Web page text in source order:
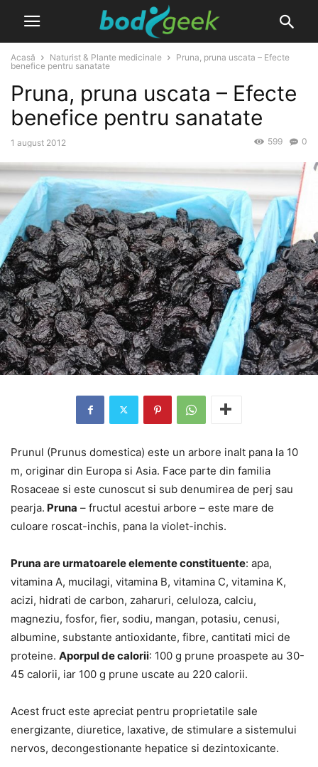
Acasă Naturist & Plante medicinale
Pruna, pruna uscata – Efecte
benefice pentru sanatate
Pruna, pruna uscata – Efecte
benefice pentru sanatate
1 august 2012 0
599
Prunul (Prunus domestica) este un arbore inalt pana la 10
m, originar din Europa si Asia. Face parte din familia
Rosaceae si este cunoscut si sub denumirea de perj sau
pearja. Pruna – fructul acestui arbore – este mare de
culoare roscat-inchis, pana la violet-inchis.
Pruna are urmatoarele elemente constituente: apa,
vitamina A, mucilagi, vitamina B, vitamina C, vitamina K,
acizi, hidrati de carbon, zaharuri, celuloza, calciu,
magneziu, fosfor, fier, sodiu, mangan, potasiu, cenusi,
albumine, substante antioxidante, fibre, cantitati mici de
proteine. Aporpul de calorii: 100 g prune proaspete au 30-
45 calorii, iar 100 g prune uscate au 220 calorii.
Acest fruct este apreciat pentru proprietatile sale
energizante, diuretice, laxative, de stimulare a sistemului
nervos, decongestionante hepatice si dezintoxicante.